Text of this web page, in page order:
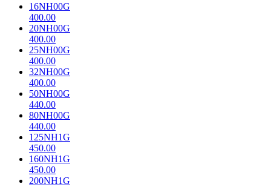
16NH00G
400.00
20NH00G
400.00
25NH00G
400.00
32NH00G
400.00
50NH00G
440.00
80NH00G
440.00
125NH1G
450.00
160NH1G
450.00
200NH1G